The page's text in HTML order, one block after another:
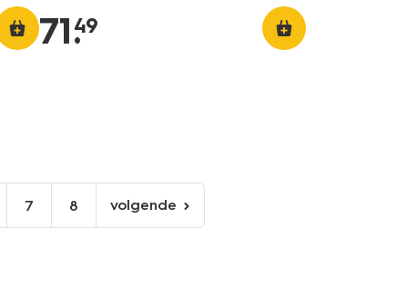
71.
49
7 8
volgende
pagina
volgende